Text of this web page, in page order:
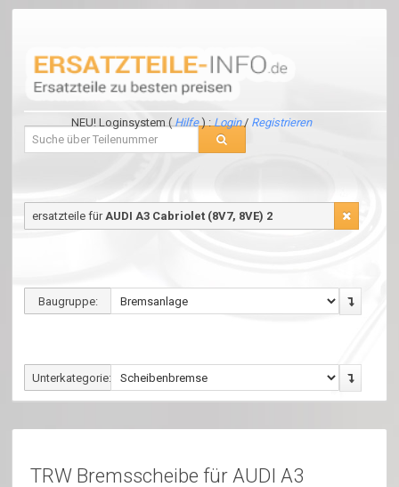
NEU! Loginsystem (Hilfe) :Login/ Registrieren
ersatzteile fürAUDI A3 Cabriolet (8V7, 8VE) 2
Baugruppe:
Unterkategorie:
TRW Bremsscheibe für AUDI A3